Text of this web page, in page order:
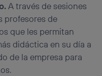
A través de sesiones
profesores de
que les permitan
didáctica en su día a
de la empresa para